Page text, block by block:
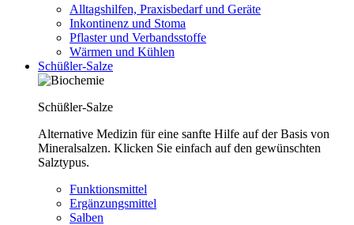
Alltagshilfen, Praxisbedarf und Geräte
Inkontinenz und Stoma
Pflaster und Verbandsstoffe
Wärmen und Kühlen
Schüßler-Salze
Schüßler-Salze
Alternative Medizin für eine sanfte Hilfe auf der Basis von
Mineralsalzen. Klicken Sie einfach auf den gewünschten
Salztypus.
Funktionsmittel
Ergänzungsmittel
Salben